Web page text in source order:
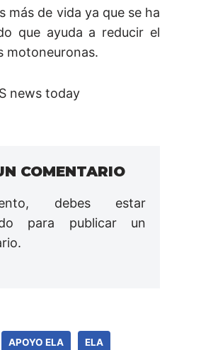
más de vida ya que se ha
que ayuda a reducir el
motoneuronas.
news today
COMENTARIO
debes estar
para publicar un
APOYO ELA ELA